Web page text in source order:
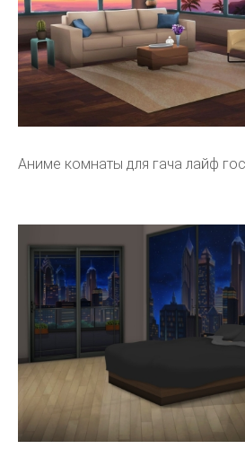
Аниме комнаты для гача лайф